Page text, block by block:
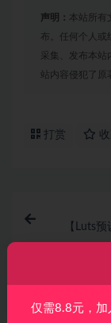
声明： 本站所有
布。任何个人或
采集、发布本站
站内容侵犯了原
打赏
【Luts
件 Paint Link
仅需8.8元，加